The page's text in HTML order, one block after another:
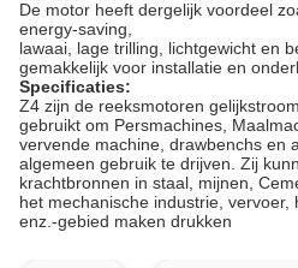
De motor heeft dergelijk voordeel
energy-saving,
lawaai, lage trilling, lichtgewicht en
gemakkelijk voor installatie en
Specificaties:
Z4 zijn de reeksmotoren
gebruikt om Persmachines,
vervende machine, drawbenchs en
algemeen gebruik te drijven. Zij
krachtbronnen in staal, mijnen,
het mechanische industrie, vervoer,
enz.-gebied maken drukken